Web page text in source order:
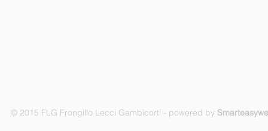
© 2015 FLG Frongillo Lecci Gambicorti - powered by